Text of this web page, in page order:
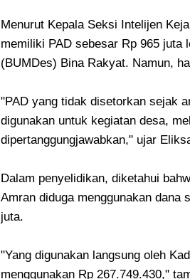
Menurut Kepala Seksi Intelijen
memiliki PAD sebesar Rp 965 juta
(BUMDes) Bina Rakyat. Namun,
"PAD yang tidak disetorkan sejak
digunakan untuk kegiatan desa,
dipertanggungjawabkan," ujar
Dalam penyelidikan, diketahui
Amran diduga menggunakan dana
juta.
"Yang digunakan langsung oleh
menggunakan Rp 267.749.430,"